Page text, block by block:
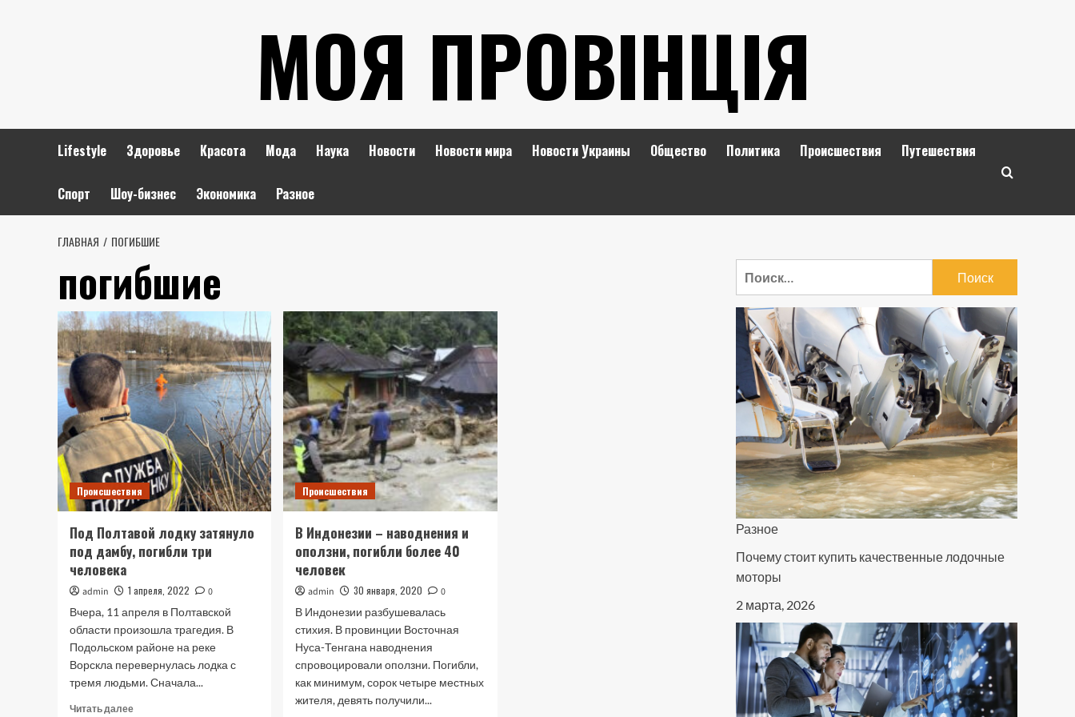
МОЯ ПРОВІНЦІЯ
Lifestyle Здоровье Красота Мода Наука Новости Новости мира Новости Украины Общество Политика Происшествия Путешествия
Спорт Шоу-бизнес Экономика Разное
ГЛАВНАЯ ПОГИБШИЕ
погибшие
Происшествия
Под Полтавой лодку затянуло
под дамбу, погибли три
человека
admin 1 апреля, 2022
0
Вчера, 11 апреля в Полтавской
области произошла трагедия. В
Подольском районе на реке
Ворскла перевернулась лодка с
тремя людьми. Сначала...
Читать далееПрочитать
Происшествия
В Индонезии – наводнения и
оползни, погибли более 40
человек
admin 30 января, 2020
0
В Индонезии разбушевалась
стихия. В провинции Восточная
Нуса-Тенгана наводнения
спровоцировали оползни. Погибли,
как минимум, сорок четыре местных
жителя, девять получили...
Разное
Почему стоит купить качественные лодочные
моторы
2 марта, 2026